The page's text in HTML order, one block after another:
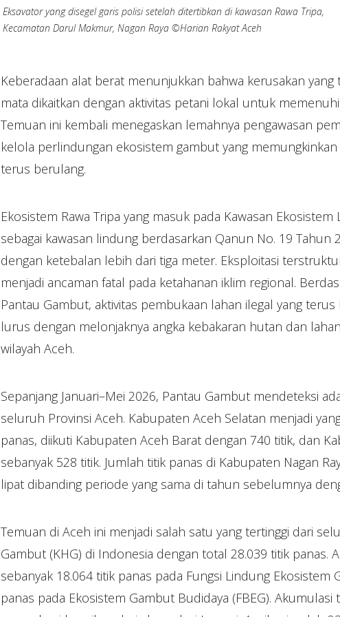
Eksavator yang disegel garis polisi setelah ditertibkan di kawasan Rawa Tripa,
Kecamatan Darul Makmur, Nagan Raya ©Harian Rakyat Aceh
Keberadaan alat berat menunjukkan bahwa kerusakan yang
mata dikaitkan dengan aktivitas petani lokal untuk
Temuan ini kembali menegaskan lemahnya pengawasan
kelola perlindungan ekosistem gambut yang
terus berulang.
Ekosistem Rawa Tripa yang masuk pada Kawasan Ekosistem
sebagai kawasan lindung berdasarkan Qanun No. 19 Tahun
dengan ketebalan lebih dari tiga meter. Eksploitasi
menjadi ancaman fatal pada ketahanan iklim regional.
Pantau Gambut, aktivitas pembukaan lahan ilegal yang
lurus dengan melonjaknya angka kebakaran hutan dan
wilayah Aceh.
Sepanjang Januari–Mei 2026, Pantau Gambut mendeteksi
seluruh Provinsi Aceh. Kabupaten Aceh Selatan menjadi
panas, diikuti Kabupaten Aceh Barat dengan 740 titik, dan
sebanyak 528 titik. Jumlah titik panas di Kabupaten Nagan
lipat dibanding periode yang sama di tahun sebelumnya
Temuan di Aceh ini menjadi salah satu yang tertinggi dari
Gambut (KHG) di Indonesia dengan total 28.039 titik panas.
sebanyak 18.064 titik panas pada Fungsi Lindung Ekosistem
panas pada Ekosistem Gambut Budidaya (FBEG).